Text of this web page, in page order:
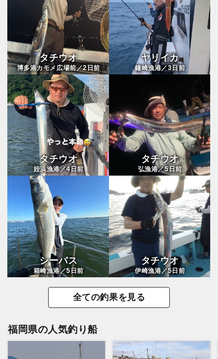
タチウオ
博多港カモメ広場前／2日前
ヤリイカ
鐘崎漁港／3日前
タチウオ
姪浜漁港／4日前
タチウオ
弘漁港／5日前
シーバス
箱崎漁港／5 日前
タチウオ
伊崎漁港／5日前
全ての釣果を見る
福岡県の人気釣り船